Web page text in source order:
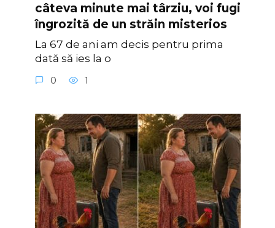
câteva minute mai târziu, voi fugi
îngrozită de un străin misterios
La 67 de ani am decis pentru prima
dată să ies la o
0 1